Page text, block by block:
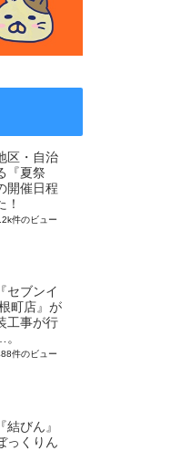
区・自治
『夏祭
開催日程
！
件のビュー
セブンイ
町店』が
工事が行
件のビュー
結びん』
っくりん